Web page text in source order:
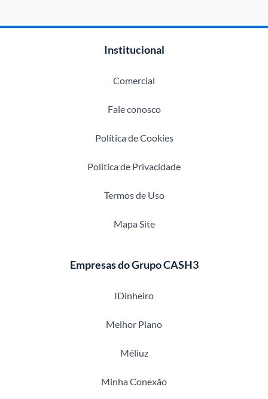
Institucional
Comercial
Fale conosco
Política de Cookies
Política de Privacidade
Termos de Uso
Mapa Site
Empresas do Grupo CASH3
IDinheiro
Melhor Plano
Méliuz
Minha Conexão